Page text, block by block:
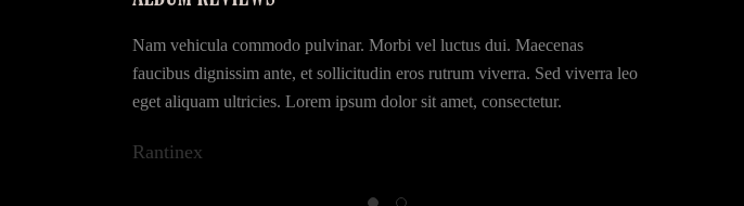
Nam vehicula commodo pulvinar. Morbi vel luctus dui. Maecenas
faucibus dignissim ante, et sollicitudin eros rutrum viverra. Sed viverra leo
eget aliquam ultricies. Lorem ipsum dolor sit amet, consectetur.
Rantinex